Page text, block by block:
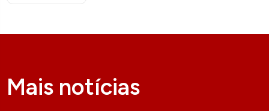
Mais notícias